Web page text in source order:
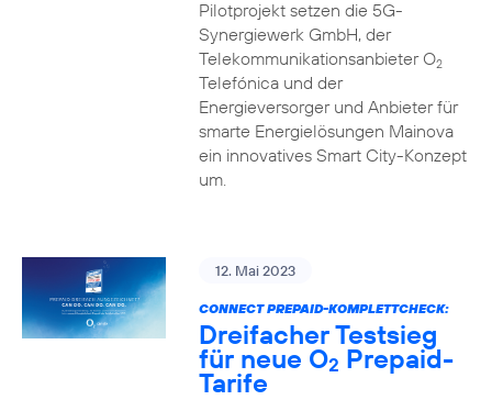
Pilotprojekt setzen die 5G-
Synergiewerk GmbH, der
Telekommunikationsanbieter O2
Telefónica und der
Energieversorger und Anbieter für
smarte Energielösungen Mainova
ein innovatives Smart City-Konzept
um.
12. Mai 2023
CONNECT PREPAID-KOMPLETTCHECK:
Dreifacher Testsieg
für neue O2 Prepaid-
Tarife